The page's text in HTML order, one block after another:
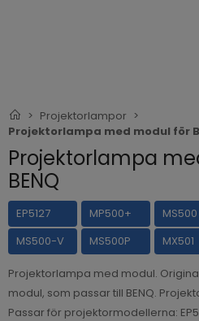
Projektorlampor
Projektorlampa med modul för
Projektorlampa
BENQ
EP5127 MP500+ MS500
MS500-V
MS500P MX501
Projektorlampa med modul.
modul, som passar till BENQ.
Passar för projektormodellerna: